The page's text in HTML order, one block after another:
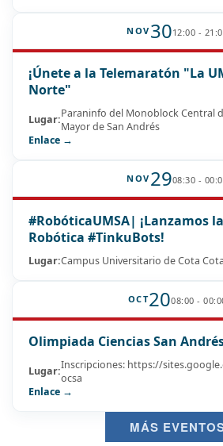
NOV 3012:00 -
¡Únete a la Telemaratón "La
Norte"
Lugar:Paraninfo del Monoblock Central
Mayor de San Andrés
Enlace →
NOV 2908:30 -
#RobóticaUMSA| ¡Lanzamos
Robótica #TinkuBots!
Lugar:Campus Universitario de Cota Cota
OCT2008:00 -
Olimpiada Ciencias San
Lugar:Inscripciones: https://
ocsa
Enlace →
MÁS